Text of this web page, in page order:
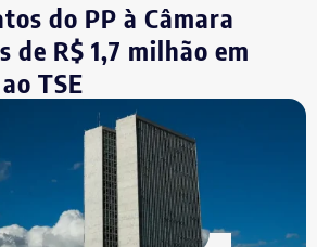
Reprodução/Internet
Tribunal de Justiça (STJ)
dos dois diretores na votação até
seja analisado pela Corte.
a refinaria importava
mas fingia que o material era
uma operação de refino na sua
Manguinhos.
do PP à Câmara
de R$ 1,7 milhão em
TSE